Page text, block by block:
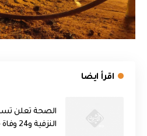
اقرأ ايضا
النزفية و24 وفاة منذ بداية العام الجاري